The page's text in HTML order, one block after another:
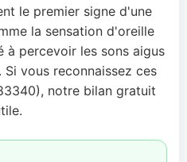
le premier signe d'une
la sensation d'oreille
à percevoir les sons aigus
vous reconnaissez ces
notre bilan gratuit